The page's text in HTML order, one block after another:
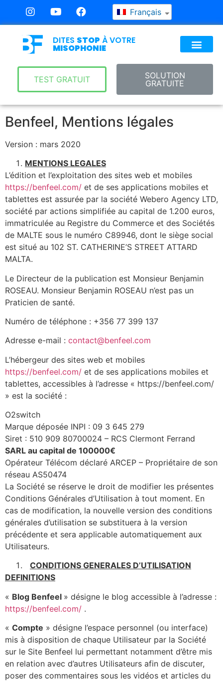
Français
DITES STOP À VOTRE
MISOPHONIE
TEST GRATUIT
SOLUTION
GRATUITE
Benfeel, Mentions légales
Version : mars 2020
MENTIONS LEGALES
L’édition et l’exploitation des sites web et mobiles
https://benfeel.com/ et de ses applications mobiles et
tablettes est assurée par la société Webero Agency LTD,
société par actions simplifiée au capital de 1.200 euros,
immatriculée au Registre du Commerce et des Sociétés
de MALTE sous le numéro C89946, dont le siège social
est situé au 102 ST. CATHERINE’S STREET ATTARD
MALTA.
Le Directeur de la publication est Monsieur Benjamin
ROSEAU. Monsieur Benjamin ROSEAU n’est pas un
Praticien de santé.
Numéro de téléphone : +356 77 399 137
Adresse e-mail : contact@benfeel.com
L’hébergeur des sites web et mobiles
https://benfeel.com/ et de ses applications mobiles et
tablettes, accessibles à l’adresse « https://benfeel.com/
» est la société :
O2switch
Marque déposée INPI : 09 3 645 279
Siret : 510 909 80700024 – RCS Clermont Ferrand
SARL au capital de 100000€
Opérateur Télécom déclaré ARCEP – Propriétaire de son
réseau AS50474
La Société se réserve le droit de modifier les présentes
Conditions Générales d’Utilisation à tout moment. En
cas de modification, la nouvelle version des conditions
générales d’utilisation se substituera à la version
précédente et sera applicable automatiquement aux
Utilisateurs.
CONDITIONS GENERALES D’UTILISATION
DEFINITIONS
« Blog Benfeel » désigne le blog accessible à l’adresse :
https://benfeel.com/ .
« Compte » désigne l’espace personnel (ou interface)
mis à disposition de chaque Utilisateur par la Société
sur le Site Benfeel lui permettant notamment d’être mis
en relation avec d’autres Utilisateurs afin de discuter,
poser des commentaires sous les vidéos et articles du